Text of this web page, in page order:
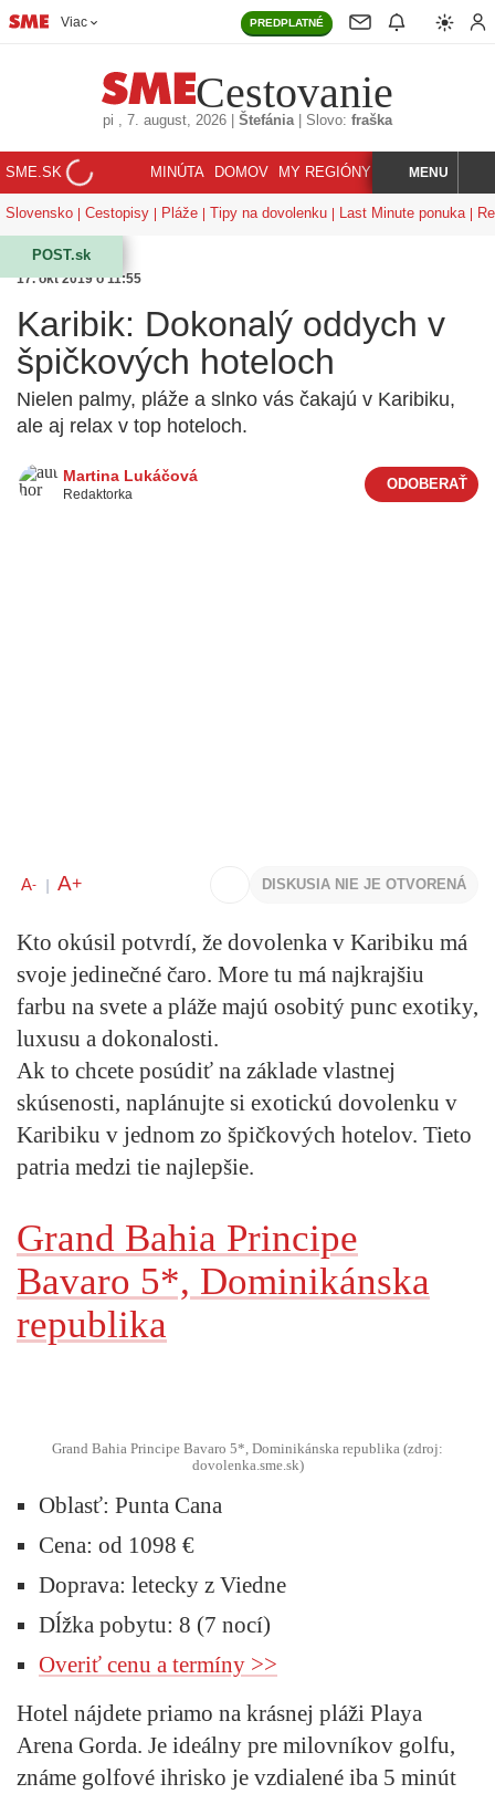
Viac PREDPLATNÉ
Cestovanie
pi , 7. august, 2026 Štefánia| Slovo: fraška
SME.SK MINÚTA DOMOV MY REGIÓNY KORZÁR
HĽADAJMENU
Slovensko Cestopisy Pláže Tipy na dovolenku Last Minute ponuka
POST.sk
17. okt 2019 o 11:55
Karibik: Dokonalý oddych v
špičkových hoteloch
Nielen palmy, pláže a slnko vás čakajú v Karibiku,
ale aj relax v top hoteloch.
Martina Lukáčová
Redaktorka
A- A+ DISKUSIA NIE JE OTVORENÁ
Kto okúsil potvrdí, že dovolenka v Karibiku má
svoje jedinečné čaro. More tu má najkrajšiu
farbu na svete a pláže majú osobitý punc exotiky,
luxusu a dokonalosti.
Ak to chcete posúdiť na základe vlastnej
skúsenosti, naplánujte si exotickú dovolenku v
Karibiku v jednom zo špičkových hotelov. Tieto
patria medzi tie najlepšie.
Grand Bahia Principe
Bavaro 5*, Dominikánska
republika
Grand Bahia Principe Bavaro 5*, Dominikánska republika (zdroj:
dovolenka.sme.sk)
Oblasť: Punta Cana
Cena: od 1098 €
Doprava: letecky z Viedne
Dĺžka pobytu: 8 (7 nocí)
Overiť cenu a termíny >>
Hotel nájdete priamo na krásnej pláži Playa
Arena Gorda. Je ideálny pre milovníkov golfu,
známe golfové ihrisko je vzdialené iba 5 minút